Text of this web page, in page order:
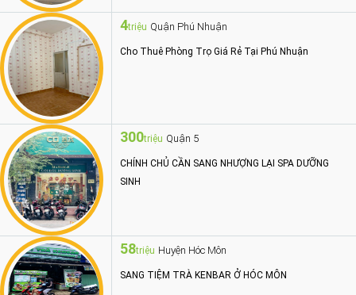
4triệu Quận Phú Nhuận
Cho Thuê Phòng Trọ Giá Rẻ Tại Phú Nhuận
300triệu Quận 5
CHÍNH CHỦ CẦN SANG NHƯỢNG LẠI SPA DƯỠNG
SINH
58triệu Huyện Hóc Môn
SANG TIỆM TRÀ KENBAR Ở HÓC MÔN